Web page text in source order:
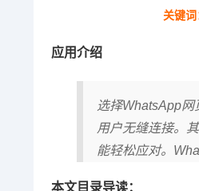
关键词
应用介绍
选择WhatsApp
用户无缝连接。
能轻松应对。
本文目录导读：